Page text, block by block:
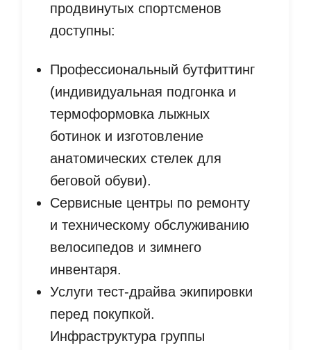
продвинутых спортсменов
доступны:
Профессиональный бутфиттинг
(индивидуальная подгонка и
термоформовка лыжных
ботинок и изготовление
анатомических стелек для
беговой обуви).
Сервисные центры по ремонту
и техническому обслуживанию
велосипедов и зимнего
инвентаря.
Услуги тест-драйва экипировки
перед покупкой.
Инфраструктура группы